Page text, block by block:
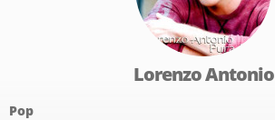
Lorenzo Antonio
Pop